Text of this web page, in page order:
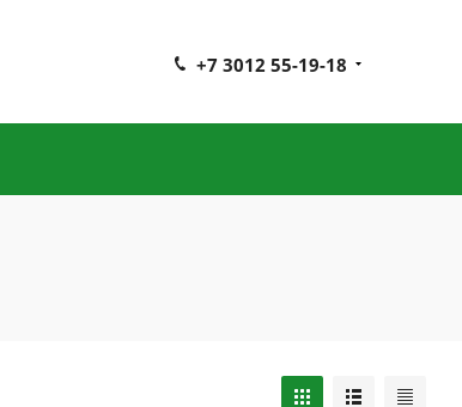
+7 3012 55-19-18